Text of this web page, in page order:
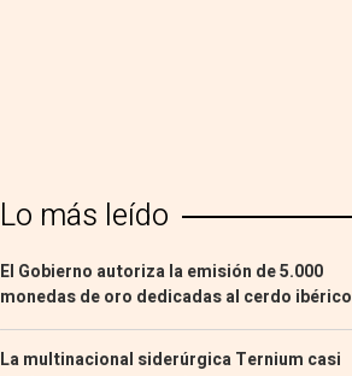
Lo más leído
El Gobierno autoriza la emisión de 5.000
monedas de oro dedicadas al cerdo ibérico
La multinacional siderúrgica Ternium casi